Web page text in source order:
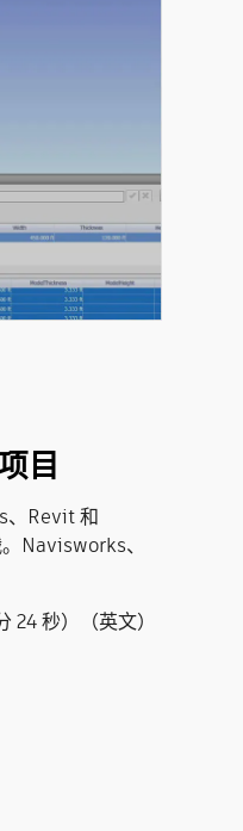
目
、Revit 和
Navisworks、
秒）（英文）